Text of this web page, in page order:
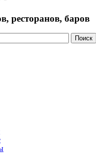
ресторанов, баров
Поиск